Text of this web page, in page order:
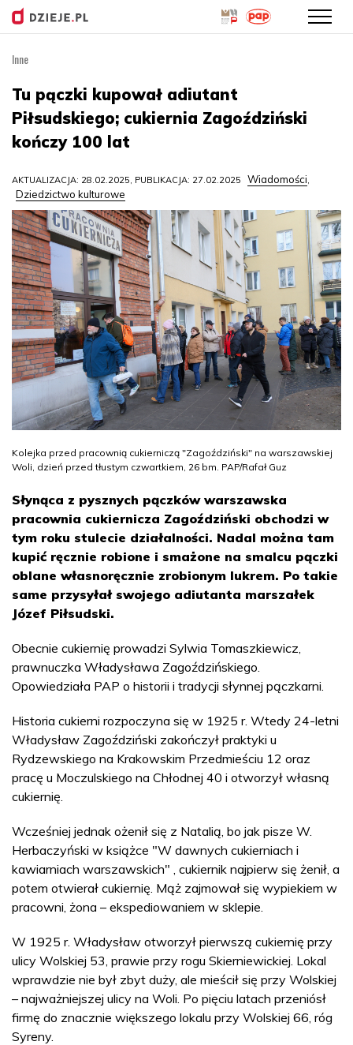
treści
Inne
Tu pączki kupował adiutant
Piłsudskiego; cukiernia Zagoździński
kończy 100 lat
AKTUALIZACJA: 28.02.2025, PUBLIKACJA: 27.02.2025 Wiadomości,
Dziedzictwo kulturowe
Kolejka przed pracownią cukierniczą "Zagoździński" na warszawskiej
Woli, dzień przed tłustym czwartkiem, 26 bm. PAP/Rafał Guz
Słynąca z pysznych pączków warszawska
pracownia cukiernicza Zagoździński obchodzi w
tym roku stulecie działalności. Nadal można tam
kupić ręcznie robione i smażone na smalcu pączki
oblane własnoręcznie zrobionym lukrem. Po takie
same przysyłał swojego adiutanta marszałek
Józef Piłsudski.
Obecnie cukiernię prowadzi Sylwia Tomaszkiewicz,
prawnuczka Władysława Zagoździńskiego.
Opowiedziała PAP o historii i tradycji słynnej pączkarni.
Historia cukierni rozpoczyna się w 1925 r. Wtedy 24-letni
Władysław Zagoździński zakończył praktyki u
Rydzewskiego na Krakowskim Przedmieściu 12 oraz
pracę u Moczulskiego na Chłodnej 40 i otworzył własną
cukiernię.
Wcześniej jednak ożenił się z Natalią, bo jak pisze W.
Herbaczyński w książce "W dawnych cukierniach i
kawiarniach warszawskich" , cukiernik najpierw się żenił, a
potem otwierał cukiernię. Mąż zajmował się wypiekiem w
pracowni, żona – ekspediowaniem w sklepie.
W 1925 r. Władysław otworzył pierwszą cukiernię przy
ulicy Wolskiej 53, prawie przy rogu Skierniewickiej. Lokal
wprawdzie nie był zbyt duży, ale mieścił się przy Wolskiej
– najważniejszej ulicy na Woli. Po pięciu latach przeniósł
firmę do znacznie większego lokalu przy Wolskiej 66, róg
Syreny.